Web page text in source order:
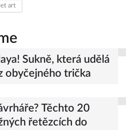
art
Sukně, která udělá
obyčejného trička
Těchto 20
řetězcích do